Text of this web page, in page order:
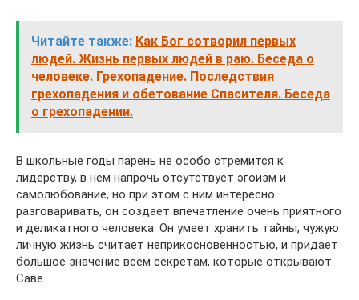
Читайте также: Как Бог сотворил первых
людей. Жизнь первых людей в раю. Беседа о
человеке. Грехопадение. Последствия
грехопадения и обетование Спасителя. Беседа
о грехопадении.
В школьные годы парень не особо стремится к
лидерству, в нем напрочь отсутствует эгоизм и
самолюбование, но при этом с ним интересно
разговаривать, он создает впечатление очень приятного
и деликатного человека. Он умеет хранить тайны, чужую
личную жизнь считает неприкосновенностью, и придает
большое значение всем секретам, которые открывают
Саве.